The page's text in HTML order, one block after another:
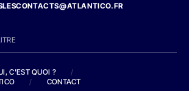
C'EST QUOI ?
/
/ CONTACT